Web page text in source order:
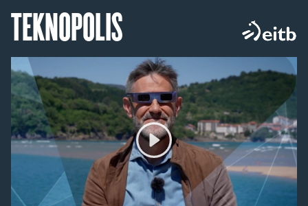
TEKNOPOLIS